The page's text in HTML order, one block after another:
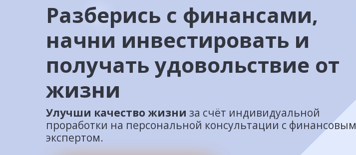
Разберись с финансами,
начни инвестировать и
получать удовольствие от
жизни
Улучши качество жизни за счёт индивидуальной
проработки на персональной консультации с финансовым
экспертом.